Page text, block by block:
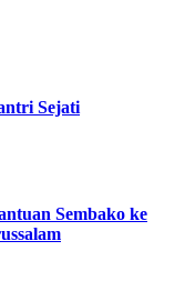
Sejati
Sembako ke